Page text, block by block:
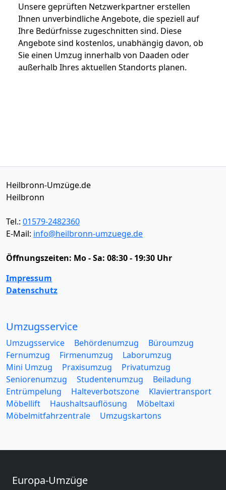
Unsere geprüften Netzwerkpartner erstellen
Ihnen unverbindliche Angebote, die speziell auf
Ihre Bedürfnisse zugeschnitten sind. Diese
Angebote sind kostenlos, unabhängig davon, ob
Sie einen Umzug innerhalb von Daaden oder
außerhalb Ihres aktuellen Standorts planen.
Heilbronn-Umzüge.de
Heilbronn
Tel.: 01579-2482360
E-Mail: info@heilbronn-umzuege.de
Öffnungszeiten: Mo - Sa: 08:30 - 19:30 Uhr
Impressum
Datenschutz
Umzugsservice
Umzugsservice Behördenumzug
Büroumzug
Fernumzug
Firmenumzug
Laborumzug
Mini Umzug
Praxisumzug
Privatumzug
Seniorenumzug
Studentenumzug
Beiladung
Entrümpelung
Halteverbotszone
Klaviertransport
Möbellift
Haushaltsauflösung
Möbeltaxi
Möbelmitfahrzentrale
Umzugskartons
Europa-Umzüge